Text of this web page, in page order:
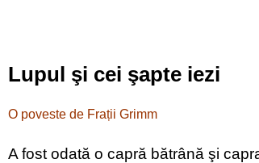
Lupul şi cei şapte iezi
O poveste de Frații Grimm
A fost odată o capră bătrână şi